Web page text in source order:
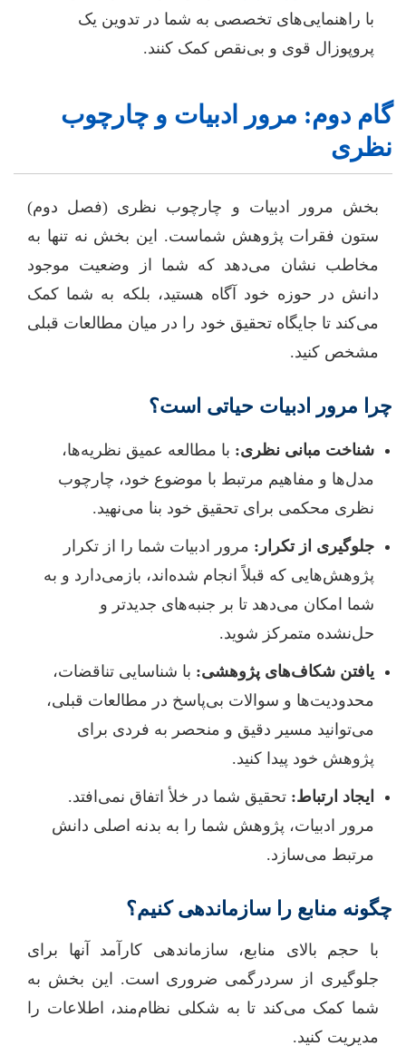
با راهنمایی‌های تخصصی به شما در تدوین یک
پروپوزال قوی و بی‌نقص کمک کنند.
گام دوم: مرور ادبیات و چارچوب
نظری
بخش مرور ادبیات و چارچوب نظری (فصل دوم)
ستون فقرات پژوهش شماست. این بخش نه تنها به
مخاطب نشان می‌دهد که شما از وضعیت موجود
دانش در حوزه خود آگاه هستید، بلکه به شما کمک
می‌کند تا جایگاه تحقیق خود را در میان مطالعات قبلی
مشخص کنید.
چرا مرور ادبیات حیاتی است؟
شناخت مبانی نظری: با مطالعه عمیق نظریه‌ها،
مدل‌ها و مفاهیم مرتبط با موضوع خود، چارچوب
نظری محکمی برای تحقیق خود بنا می‌نهید.
جلوگیری از تکرار: مرور ادبیات شما را از تکرار
پژوهش‌هایی که قبلاً انجام شده‌اند، بازمی‌دارد و به
شما امکان می‌دهد تا بر جنبه‌های جدیدتر و
حل‌نشده متمرکز شوید.
یافتن شکاف‌های پژوهشی: با شناسایی تناقضات،
محدودیت‌ها و سوالات بی‌پاسخ در مطالعات قبلی،
می‌توانید مسیر دقیق و منحصر به فردی برای
پژوهش خود پیدا کنید.
ایجاد ارتباط: تحقیق شما در خلأ اتفاق نمی‌افتد.
مرور ادبیات، پژوهش شما را به بدنه اصلی دانش
مرتبط می‌سازد.
چگونه منابع را سازماندهی کنیم؟
با حجم بالای منابع، سازماندهی کارآمد آنها برای
جلوگیری از سردرگمی ضروری است. این بخش به
شما کمک می‌کند تا به شکلی نظام‌مند، اطلاعات را
مدیریت کنید.